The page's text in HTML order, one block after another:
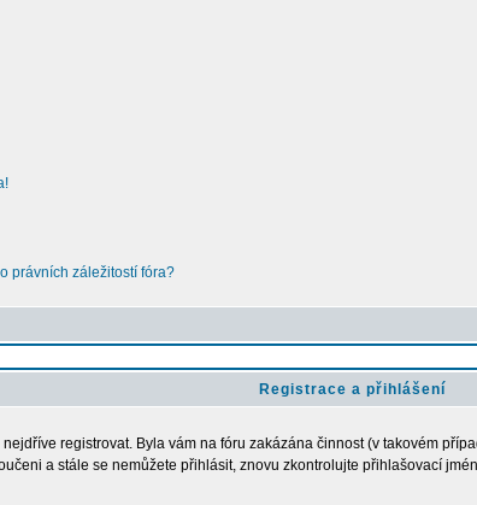
právních záležitostí fóra?
Registrace a přihlášení
registrovat. Byla vám na fóru zakázána činnost (v takovém
a stále se nemůžete přihlásit, znovu zkontrolujte přihlašovací